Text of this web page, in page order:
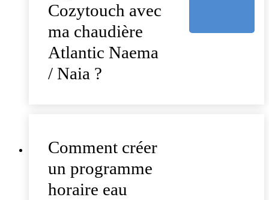
Cozytouch avec
ma chaudière
Atlantic Naema
/ Naia ?
Comment créer
un programme
horaire eau